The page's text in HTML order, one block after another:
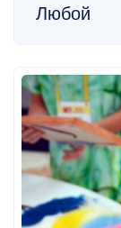
Любой